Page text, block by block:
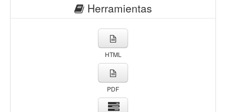
Herramientas
HTML
PDF